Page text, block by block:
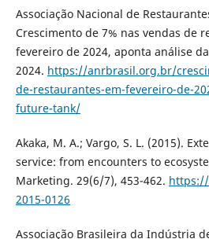
Associação Nacional de
Crescimento de 7% nas vendas de
fevereiro de 2024, aponta análise
2024. https://anrbrasil.org.br/
de-restaurantes-em-fevereiro-de-
future-tank/
Akaka, M. A.; Vargo, S. L. (2015).
service: from encounters to
Marketing. 29(6/7), 453-462. https://
2015-0126
Associação Brasileira da Indústria